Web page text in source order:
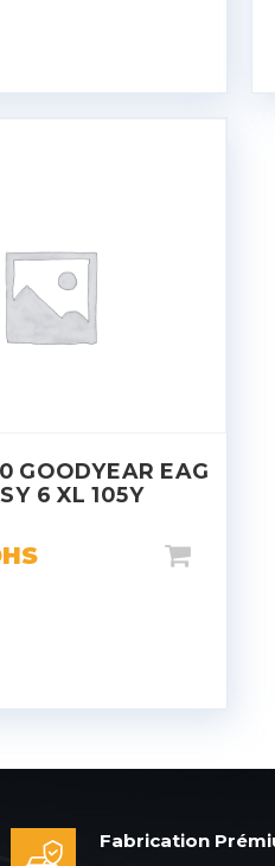
GOODYEAR EAG
6 XL 105Y
Fabrication